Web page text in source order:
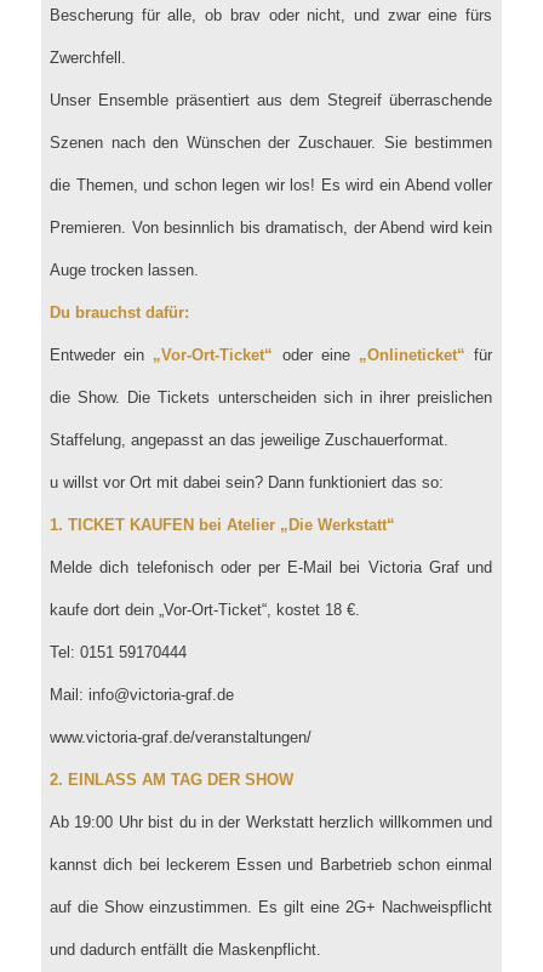
Bescherung für alle, ob brav oder nicht, und zwar eine fürs
Zwerchfell.
Unser Ensemble präsentiert aus dem Stegreif überraschende
Szenen nach den Wünschen der Zuschauer. Sie bestimmen
die Themen, und schon legen wir los! Es wird ein Abend voller
Premieren. Von besinnlich bis dramatisch, der Abend wird kein
Auge trocken lassen.
Du brauchst dafür:
Entweder ein „Vor-Ort-Ticket“ oder eine „Onlineticket“ für
die Show. Die Tickets unterscheiden sich in ihrer preislichen
Staffelung, angepasst an das jeweilige Zuschauerformat.
u willst vor Ort mit dabei sein? Dann funktioniert das so:
1. TICKET KAUFEN bei Atelier „Die Werkstatt“
Melde dich telefonisch oder per E-Mail bei Victoria Graf und
kaufe dort dein „Vor-Ort-Ticket“, kostet 18 €.
Tel: 0151 59170444
Mail: info@victoria-graf.de
www.victoria-graf.de/veranstaltungen/
2. EINLASS AM TAG DER SHOW
Ab 19:00 Uhr bist du in der Werkstatt herzlich willkommen und
kannst dich bei leckerem Essen und Barbetrieb schon einmal
auf die Show einzustimmen. Es gilt eine 2G+ Nachweispflicht
und dadurch entfällt die Maskenpflicht.